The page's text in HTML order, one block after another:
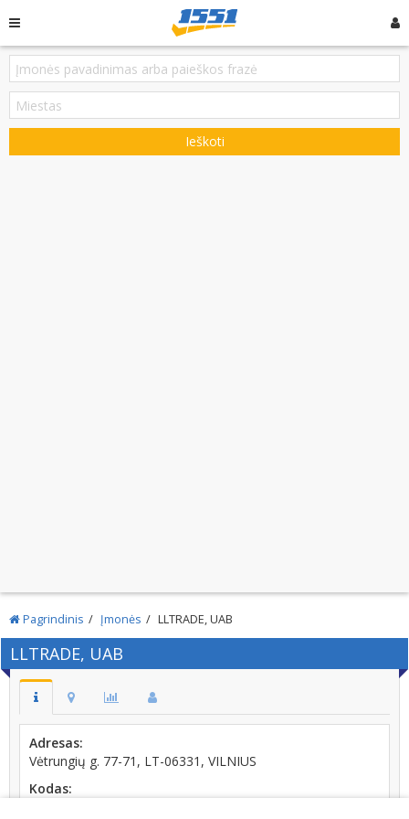
Ieškoti
Pagrindinis Įmonės LLTRADE, UAB
LLTRADE, UAB
Adresas:
Vėtrungių g. 77-71, LT-06331, VILNIUS
Kodas: